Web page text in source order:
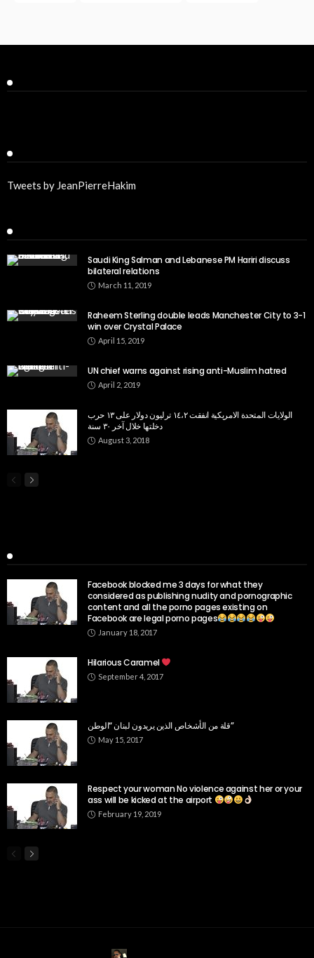
Tweets by JeanPierreHakim
Saudi King Salman and Lebanese PM Hariri discuss
bilateral relations
March 11, 2019
Raheem Sterling double leads Manchester City to 3-1
win over Crystal Palace
April 15, 2019
UN chief warns against rising anti-Muslim hatred
April 2, 2019
الولايات المتحدة الامريكية انفقت ١٤،٢ ترليون دولار على ١٣ حرب
دخلتها خلال آخر ٣٠ سنة
August 3, 2018
Facebook blocked me 3 days for what they
considered as publishing nudity and pornographic
content and all the porno pages existing on
Facebook are legal porno pages
January 18, 2017
Hilarious Caramel
September 4, 2017
قلة من الأشخاص الذين يريدون لبنان “الوطن”
May 15, 2017
Respect your woman No violence against her or your
ass will be kicked at the airport
February 19, 2019